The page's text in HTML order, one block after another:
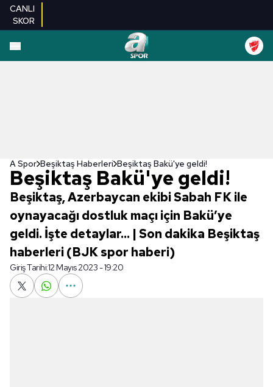
CANLI
SKOR
A Spor Beşiktaş Haberleri Beşiktaş Bakü'ye geldi!
Beşiktaş Bakü'ye geldi!
Beşiktaş, Azerbaycan ekibi Sabah FK ile
oynayacağı dostluk maçı için Bakü’ye
geldi. İşte detaylar... | Son dakika Beşiktaş
haberleri (BJK spor haberi)
Giriş Tarihi:12 Mayıs 2023 - 19:20